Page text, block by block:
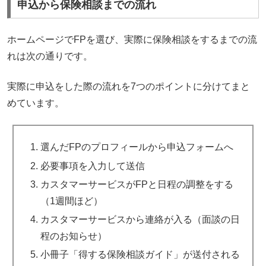
申込から保険相談までの流れ
ホームページでFPを選び、実際に保険相談をするまでの流
れは次の通りです。
実際に申込をした際の流れを7つのポイントに分けてまと
めています。
選んだFPのプロフィールから申込フォームへ
必要事項を入力して送信
カスタマーサービスがFPと日程の調整をする
（1週間ほど）
カスタマーサービスから連絡が入る（面談の日
程のお知らせ）
小冊子「得する保険相談ガイド」が送付される